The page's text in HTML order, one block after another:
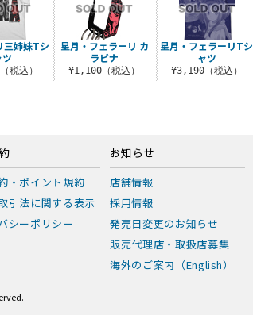
三姉妹Tシ
ツ
税込）
星月・フェラーリ カ
ラビナ
¥1,100（税込）
星月・フェラーリTシ
ャツ
¥3,190（税込）
・ポイント規約
引法に関する表示
シーポリシー
お知らせ
店舗情報
採用情報
発売日変更のお知らせ
販売代理店・取扱店募集
海外のご案内（English）